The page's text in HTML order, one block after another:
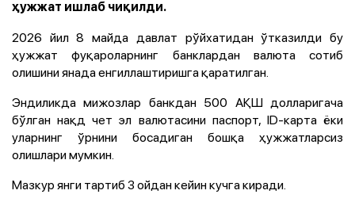
ҳужжат ишлаб чиқилди.
2026 йил 8 майда давлат рўйхатидан ўтказилди бу
ҳужжат фуқароларнинг банклардан валюта сотиб
олишини янада енгиллаштиришга қаратилган.
Эндиликда мижозлар банкдан 500 АҚШ долларигача
бўлган нақд чет эл валютасини паспорт, ID-карта ёки
уларнинг ўрнини босадиган бошқа ҳужжатларсиз
олишлари мумкин.
Мазкур янги тартиб 3 ойдан кейин кучга киради.